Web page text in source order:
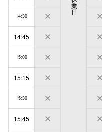
業
日
14:30
14:45
15:00
15:15
15:30
15:45